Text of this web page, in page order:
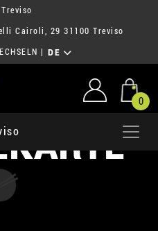
Cairoli, 29 31100 Treviso
DE
0